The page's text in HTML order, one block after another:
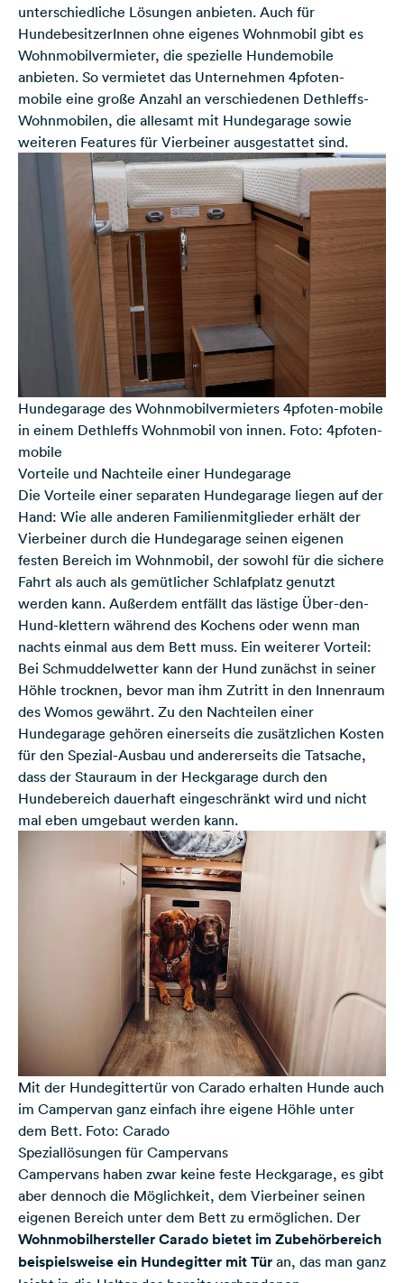
unterschiedliche Lösungen anbieten. Auch für
HundebesitzerInnen ohne eigenes Wohnmobil gibt es
Wohnmobilvermieter, die spezielle Hundemobile
anbieten. So vermietet das Unternehmen 4pfoten-
mobile eine große Anzahl an verschiedenen Dethleffs-
Wohnmobilen, die allesamt mit Hundegarage sowie
weiteren Features für Vierbeiner ausgestattet sind.
Hundegarage des Wohnmobilvermieters 4pfoten-mobile
in einem Dethleffs Wohnmobil von innen. Foto: 4pfoten-
mobile
Vorteile und Nachteile einer Hundegarage
Die Vorteile einer separaten Hundegarage liegen auf der
Hand: Wie alle anderen Familienmitglieder erhält der
Vierbeiner durch die Hundegarage seinen eigenen
festen Bereich im Wohnmobil, der sowohl für die sichere
Fahrt als auch als gemütlicher Schlafplatz genutzt
werden kann. Außerdem entfällt das lästige Über-den-
Hund-klettern während des Kochens oder wenn man
nachts einmal aus dem Bett muss. Ein weiterer Vorteil:
Bei Schmuddelwetter kann der Hund zunächst in seiner
Höhle trocknen, bevor man ihm Zutritt in den Innenraum
des Womos gewährt. Zu den Nachteilen einer
Hundegarage gehören einerseits die zusätzlichen Kosten
für den Spezial-Ausbau und andererseits die Tatsache,
dass der Stauraum in der Heckgarage durch den
Hundebereich dauerhaft eingeschränkt wird und nicht
mal eben umgebaut werden kann.
Mit der Hundegittertür von Carado erhalten Hunde auch
im Campervan ganz einfach ihre eigene Höhle unter
dem Bett. Foto: Carado
Speziallösungen für Campervans
Campervans haben zwar keine feste Heckgarage, es gibt
aber dennoch die Möglichkeit, dem Vierbeiner seinen
eigenen Bereich unter dem Bett zu ermöglichen. Der
Wohnmobilhersteller Carado bietet im Zubehörbereich
beispielsweise ein Hundegitter mit Tür an, das man ganz